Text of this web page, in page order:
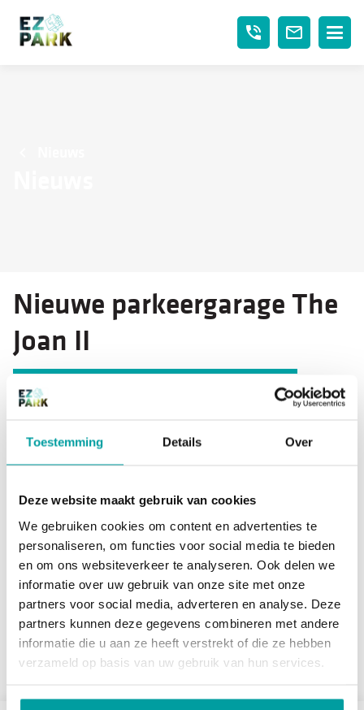
Toestemming Details Over
Deze website maakt gebruik van cookies
We gebruiken cookies om content en advertenties te
personaliseren, om functies voor social media te bieden
en om ons websiteverkeer te analyseren. Ook delen we
informatie over uw gebruik van onze site met onze
partners voor social media, adverteren en analyse. Deze
partners kunnen deze gegevens combineren met andere
informatie die u aan ze heeft verstrekt of die ze hebben
verzameld op basis van uw gebruik van hun services.
phone_in_talk mail_outline
Nieuwe parkeergarage The
Joan II
In Amsterdam hebben we de 3-laagse bovengrondse
stijlvol parkeerhuis met ruime parkeergelegenheid.
Bekijk de parkeergarage